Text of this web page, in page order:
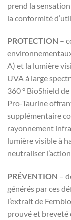
prend la
la conformité
PROTECTION –
A) et la lumière
UVA à large
360 ° BioShield
Pro-Taurine
supplémentaire
rayonnement
lumière visible à
neutraliser
PRÉVENTION –
générés par ces
l’extrait de
prouvé et breveté